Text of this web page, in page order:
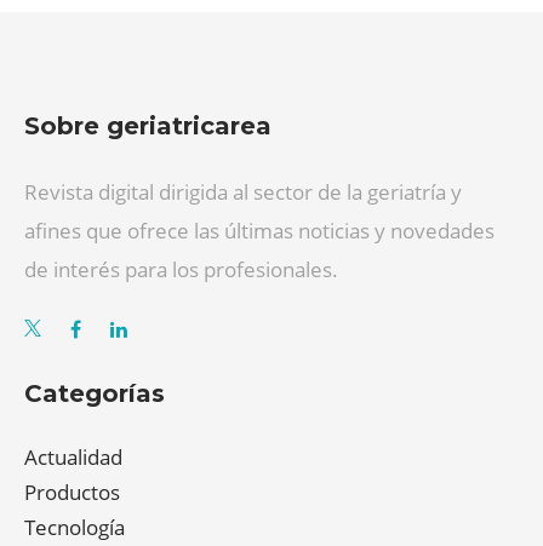
Sobre geriatricarea
Revista digital dirigida al sector de la geriatría y
afines que ofrece las últimas noticias y novedades
de interés para los profesionales.
Categorías
Actualidad
Productos
Tecnología